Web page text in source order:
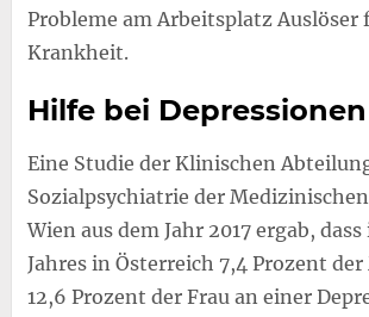
Probleme am Arbeitsplatz Auslöser
Krankheit.
Hilfe bei Depressionen
Eine Studie der Klinischen
Sozialpsychiatrie der
Wien aus dem Jahr 2017 ergab,
Jahres in Österreich 7,4 Prozent
12,6 Prozent der Frau an einer